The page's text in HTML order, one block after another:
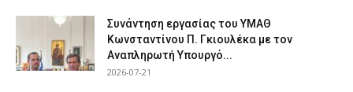
Συνάντηση εργασίας του ΥΜΑΘ
Κωνσταντίνου Π. Γκιουλέκα με τον
Αναπληρωτή Υπουργό...
2026-07-21